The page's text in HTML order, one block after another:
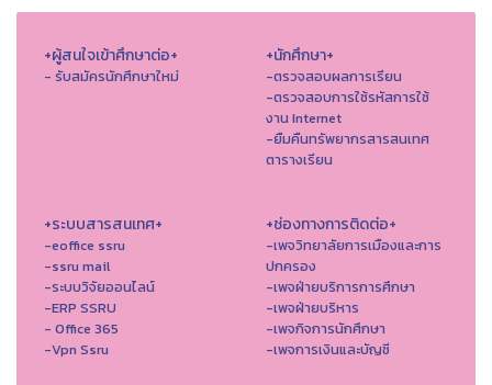
+ผู้สนใจเข้าศึกษาต่อ+
- รับสมัครนักศึกษาใหม่
+นักศึกษา+
-ตรวจสอบผลการเรียน
-ตรวจสอบการใช้รหัสการใช้
งาน Internet
-ยืมคืนทรัพยากรสารสนเทศ
ตารางเรียน
+ระบบสารสนเทศ+
-eoffice ssru
-ssru mail
-ระบบวิจัยออนไลน์
-ERP SSRU
- Office 365
-Vpn Ssru
+ช่องทางการติดต่อ+
-เพจวิทยาลัยการเมืองและการ
ปกครอง
-เพจฝ่ายบริการการศึกษา
-เพจฝ่ายบริหาร
-เพจกิจการนักศึกษา
-เพจการเงินและบัญชี